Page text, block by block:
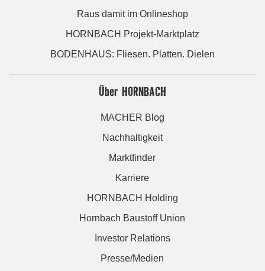
Raus damit im Onlineshop
HORNBACH Projekt-Marktplatz
BODENHAUS: Fliesen. Platten. Dielen
Über HORNBACH
MACHER Blog
Nachhaltigkeit
Marktfinder
Karriere
HORNBACH Holding
Hornbach Baustoff Union
Investor Relations
Presse/Medien